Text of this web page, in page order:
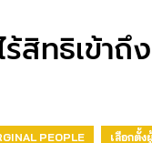
ร้สิทธิเข้
PEOPLE เลือกตั้ง